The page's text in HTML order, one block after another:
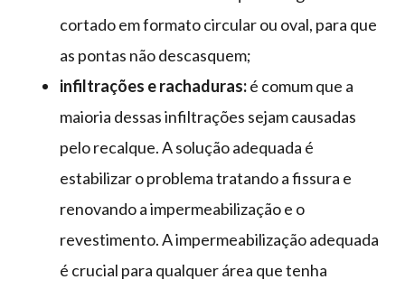
cortado em formato circular ou oval, para que
as pontas não descasquem;
infiltrações e rachaduras:é comum que a
maioria dessas infiltrações sejam causadas
pelo recalque. A solução adequada é
estabilizar o problema tratando a fissura e
renovando a impermeabilização e o
revestimento. A impermeabilização adequada
é crucial para qualquer área que tenha